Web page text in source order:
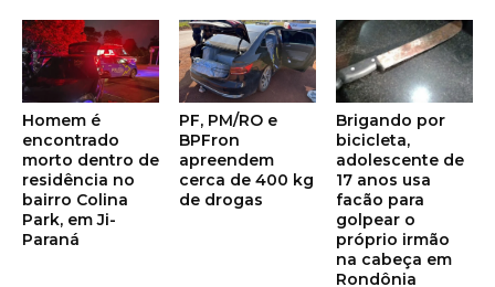
Homem é
encontrado
morto dentro de
residência no
bairro Colina
Park, em Ji-
Paraná
PF, PM/RO e
BPFron
apreendem
cerca de 400 kg
de drogas
Brigando por
bicicleta,
adolescente de
17 anos usa
facão para
golpear o
próprio irmão
na cabeça em
Rondônia